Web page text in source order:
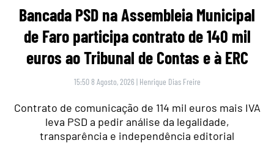
Bancada PSD na Assembleia Municipal
de Faro participa contrato de 140 mil
euros ao Tribunal de Contas e à ERC
15:50 8 Agosto, 2026 | Henrique Dias Freire
Contrato de comunicação de 114 mil euros mais IVA
leva PSD a pedir análise da legalidade,
transparência e independência editorial